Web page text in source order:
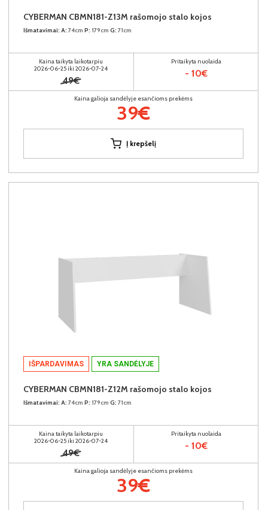
CYBERMAN CBMN181-Z13M rašomojo stalo kojos
Išmatavimai: A: 74cm P: 179cm G: 71cm
Kaina taikyta laikotarpiu
2026-06-25 iki 2026-07-24
49€
Pritaikyta nuolaida
- 10€
Kaina galioja sandėlyje esančioms prekėms
39€
Į krepšelį
IŠPARDAVIMAS YRA SANDĖLYJE
CYBERMAN CBMN181-Z12M rašomojo stalo kojos
Išmatavimai: A: 74cm P: 179cm G: 71cm
Kaina taikyta laikotarpiu
2026-06-25 iki 2026-07-24
49€
Pritaikyta nuolaida
- 10€
Kaina galioja sandėlyje esančioms prekėms
39€